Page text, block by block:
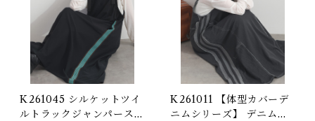
K261045 シルケットツイ
ルトラックジャンパースカ
K261011 【体型カバーデ
ニムシリーズ】 デニム切